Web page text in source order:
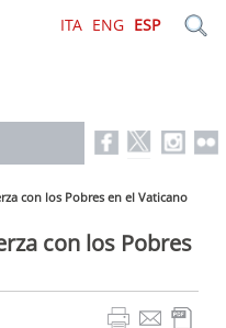
ITA ENG ESP
con los Pobres en el Vaticano
con los Pobres